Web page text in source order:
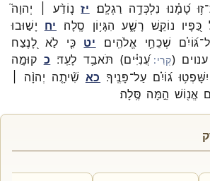
ז֥וּ טָ֝מָ֗נוּ נִלְכְּדָ֥ה רַגְלָֽם׃ יז נ֤וֹדַ֨ע ׀
יְהוָה֮
כַּ֭פָּיו נוֹקֵ֣שׁ רָשָׁ֑ע הִגָּי֥וֹן סֶֽלָה׃ יח יָשׁ֣וּבוּ
גּ֝וֹיִ֗ם שְׁכֵחֵ֥י אֱלֹהִֽים׃ יט כִּ֤י לֹ֣א לָ֭נֶצַח
ענוים ( עֲ֝נִיִּ֗ים) תֹּאבַ֥ד לָעַֽד׃ כ קוּמָ֣ה
יִשָּׁפְט֥וּ ג֝וֹיִ֗ם עַל־פָּנֶֽיךָ׃ כא שִׁ֘יתָ֤ה יְהוָ֨ה ׀
אֱנ֖וֹשׁ הֵ֣מָּה סֶּֽלָה׃